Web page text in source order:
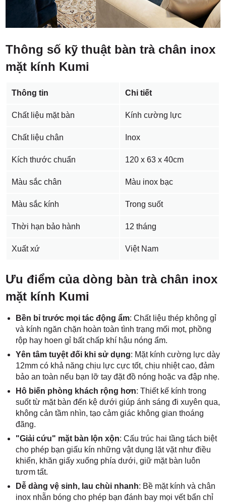
Thông số kỹ thuật bàn trà chân inox
mặt kính Kumi
Thông tin Chi tiết
Chất liệu mặt bàn Kính cường lực
Chất liệu chân Inox
Kích thước chuẩn 120 x 63 x 40cm
Màu sắc chân Màu inox bạc
Màu sắc kính Trong suốt
Thời hạn bảo hành 12 tháng
Xuất xứ Việt Nam
Ưu điểm của dòng bàn trà chân inox
mặt kính Kumi
Bền bỉ trước mọi tác động ẩm: Chất liệu thép không gỉ
và kính ngăn chặn hoàn toàn tình trạng mối mọt, phồng
rộp hay hoen gỉ bất chấp khí hậu nóng ẩm.
Yên tâm tuyệt đối khi sử dụng: Mặt kính cường lực dày
12mm có khả năng chịu lực cực tốt, chịu nhiệt cao, đảm
bảo an toàn nếu bạn lỡ tay đặt đồ nóng hoặc va đập nhẹ.
Hô biến phòng khách rộng hơn: Thiết kế kính trong
suốt từ mặt bàn đến kệ dưới giúp ánh sáng đi xuyên qua,
không cản tầm nhìn, tạo cảm giác không gian thoáng
đãng.
"Giải cứu" mặt bàn lộn xộn: Cấu trúc hai tầng tách biệt
cho phép bạn giấu kín những vật dụng lặt vặt như điều
khiển, khăn giấy xuống phía dưới, giữ mặt bàn luôn
tươm tất.
Dễ dàng vệ sinh, lau chùi nhanh: Bề mặt kính và chân
inox nhẵn bóng cho phép bạn đánh bay mọi vết bẩn chỉ